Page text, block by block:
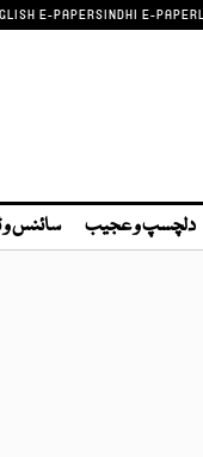
E-PAPERSINDHI E-PAPER
دلچسپ و عجیب سائنس و